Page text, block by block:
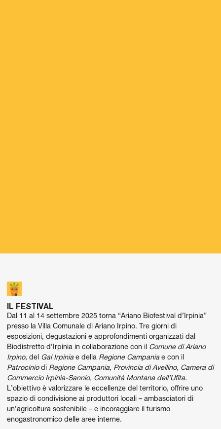
IL FESTIVAL
Dal 11 al 14 settembre 2025torna “Ariano Biofestival d’Irpinia”
presso la Villa Comunale di Ariano Irpino. Tre giorni di
esposizioni, degustazioni e approfondimenti organizzati dal
Biodistretto d’Irpinia in collaborazione con il Comune di Ariano
Irpino,del Gal Irpiniae della Regione Campaniae con il
Patrociniodi Regione Campania, Provincia di Avellino, Camera di
Commercio Irpinia-Sannio, Comunità Montana dell’Ufita.
L’obiettivo è valorizzare le eccellenze del territorio, offrire uno
spazio di condivisione ai produttori locali – ambasciatori di
un’agricoltura sostenibile – e incoraggiare il turismo
enogastronomico delle aree interne.